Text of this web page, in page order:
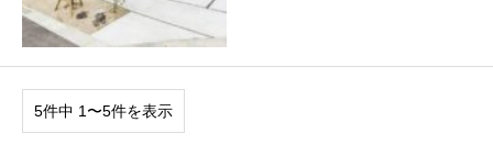
5件中 1〜5件を表示